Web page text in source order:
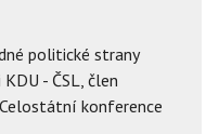
politické strany
- ČSL, člen
konference